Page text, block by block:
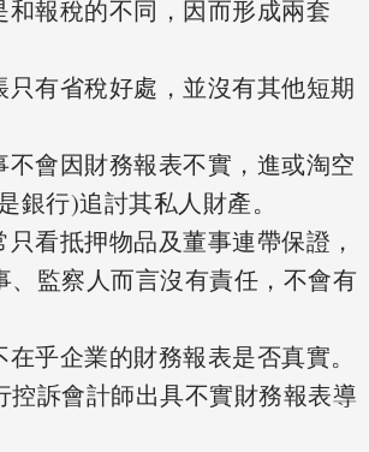
報稅的不同，因而形成兩套
有省稅好處，並沒有其他短期
會因財務報表不實，進或淘空
銀行)追討其私人財產。
看抵押物品及董事連帶保證，
監察人而言沒有責任，不會有
乎企業的財務報表是否真實。
訴會計師出具不實財務報表導